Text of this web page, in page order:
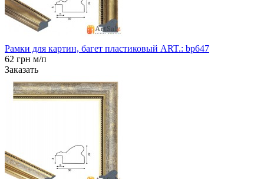
Рамки для картин, багет пластиковый ART.: bp647
62 грн м/п
Заказать